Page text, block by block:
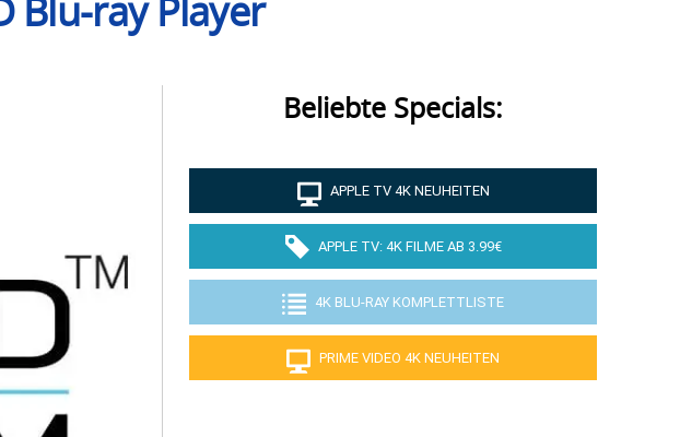
Blu-ray Player
Beliebte Specials:
APPLE TV 4K NEUHEITEN
APPLE TV: 4K FILME AB 3.99€
4K BLU-RAY KOMPLETTLISTE
PRIME VIDEO 4K NEUHEITEN